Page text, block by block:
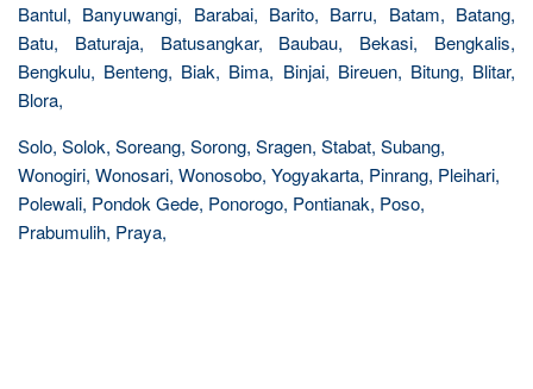
Bantul, Banyuwangi, Barabai, Barito, Barru, Batam, Batang,
Batu, Baturaja, Batusangkar, Baubau, Bekasi, Bengkalis,
Bengkulu, Benteng, Biak, Bima, Binjai, Bireuen, Bitung, Blitar,
Blora,
Solo, Solok, Soreang, Sorong, Sragen, Stabat, Subang,
Wonogiri, Wonosari, Wonosobo, Yogyakarta, Pinrang, Pleihari,
Polewali, Pondok Gede, Ponorogo, Pontianak, Poso,
Prabumulih, Praya,